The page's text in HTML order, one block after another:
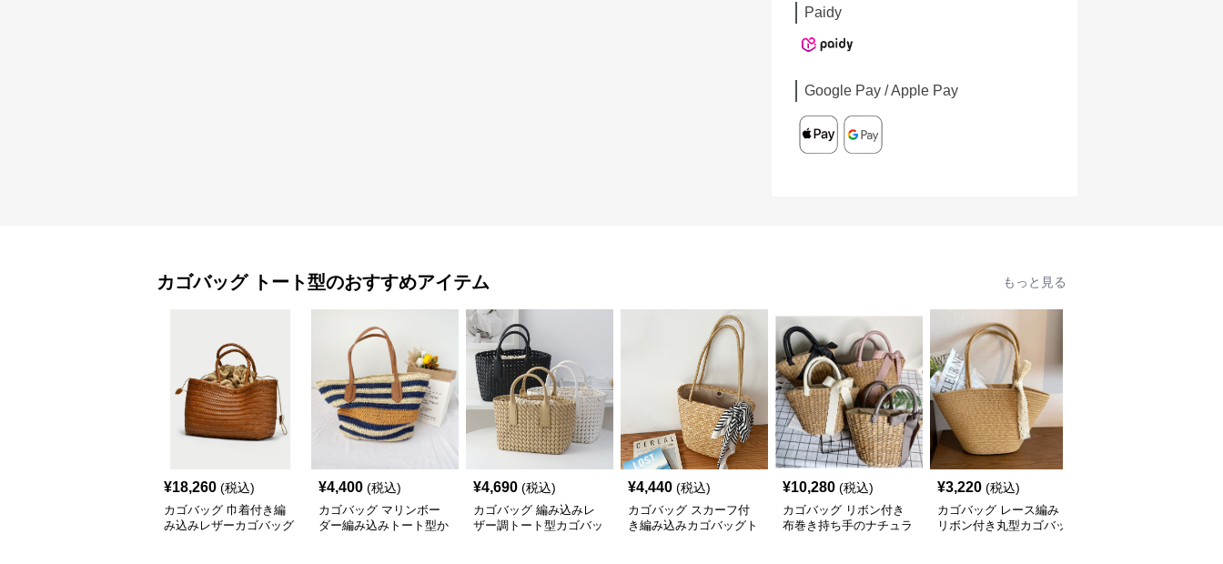
Paidy
Google Pay / Apple Pay
カゴバッグ トート型のおすすめアイテム もっと見る
¥18,260 (税込)
カゴバッグ 巾着付き編
み込みレザーカゴバッグ
¥4,400 (税込)
カゴバッグ マリンボー
ダー編み込みトート型か
¥4,690 (税込)
カゴバッグ 編み込みレ
ザー調トート型カゴバッ
¥4,440 (税込)
カゴバッグ スカーフ付
き編み込みカゴバッグト
¥10,280 (税込)
カゴバッグ リボン付き
布巻き持ち手のナチュラ
¥3,220 (税込)
カゴバッグ レース編み
リボン付き丸型カゴバッ